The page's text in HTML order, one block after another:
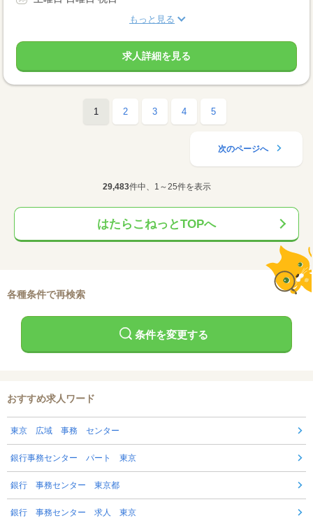
もっと見る
求人詳細を見る
1 2 3 4 5
次のページへ
29,483件中、1～25件を表示
はたらこねっとTOPへ
各種条件で再検索
条件を変更する
おすすめ求人ワード
東京 広域 事務 センター
銀行事務センター パート 東京
銀行 事務センター 東京都
銀行 事務センター 求人 東京